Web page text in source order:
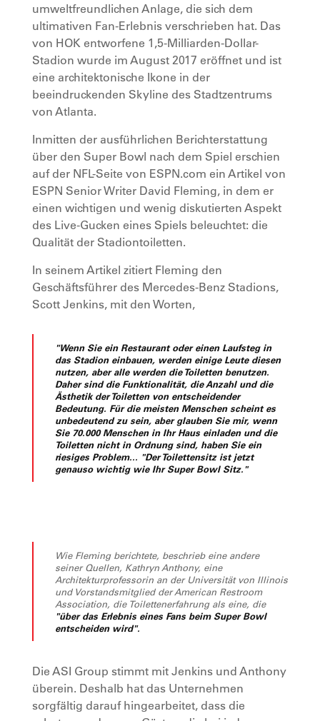
umweltfreundlichen Anlage, die sich dem
ultimativen Fan-Erlebnis verschrieben hat. Das
von HOK entworfene 1,5-Milliarden-Dollar-
Stadion wurde im August 2017 eröffnet und ist
eine architektonische Ikone in der
beeindruckenden Skyline des Stadtzentrums
von Atlanta.
Inmitten der ausführlichen Berichterstattung
über den Super Bowl nach dem Spiel erschien
auf der NFL-Seite von ESPN.com ein Artikel von
ESPN Senior Writer David Fleming, in dem er
einen wichtigen und wenig diskutierten Aspekt
des Live-Gucken eines Spiels beleuchtet: die
Qualität der Stadiontoiletten.
In seinem Artikel zitiert Fleming den
Geschäftsführer des Mercedes-Benz Stadions,
Scott Jenkins, mit den Worten,
"Wenn Sie ein Restaurant oder einen Laufsteg in
das Stadion einbauen, werden einige Leute diesen
nutzen, aber alle werden die Toiletten benutzen.
Daher sind die Funktionalität, die Anzahl und die
Ästhetik der Toiletten von entscheidender
Bedeutung. Für die meisten Menschen scheint es
unbedeutend zu sein, aber glauben Sie mir, wenn
Sie 70.000 Menschen in Ihr Haus einladen und die
Toiletten nicht in Ordnung sind, haben Sie ein
riesiges Problem... "Der Toilettensitz ist jetzt
genauso wichtig wie Ihr Super Bowl Sitz."
Wie Fleming berichtete, beschrieb eine andere
seiner Quellen, Kathryn Anthony, eine
Architekturprofessorin an der Universität von Illinois
und Vorstandsmitglied der American Restroom
Association, die Toilettenerfahrung als eine, die
"über das Erlebnis eines Fans beim Super Bowl
entscheiden wird".
Die ASI Group stimmt mit Jenkins und Anthony
überein. Deshalb hat das Unternehmen
sorgfältig darauf hingearbeitet, dass die